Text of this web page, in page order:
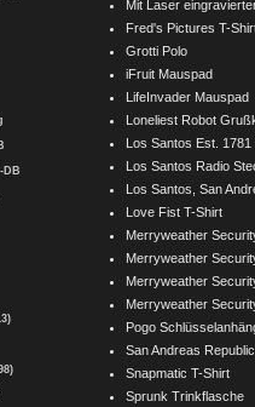
DB
Mit Laser
Fred's Pictures T-
Grotti Polo
iFruit Mauspad
LifeInvader Mauspad
Loneliest Robot
Los Santos Est. 1781
Los Santos Radio
Los Santos, San
Love Fist T-Shirt
Merryweather
Merryweather
Merryweather
Merryweather
Pogo
San Andreas
Snapmatic T-Shirt
Sprunk Trinkflasche